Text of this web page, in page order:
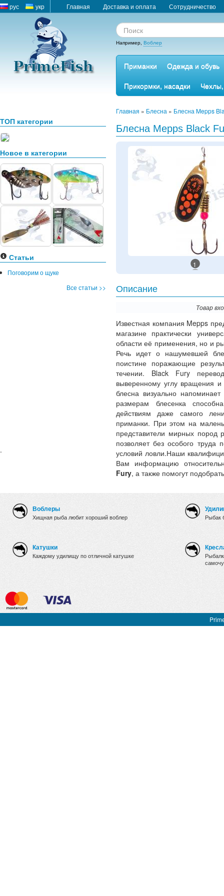
рус укр Главная Доставка и оплата Сотрудничество
Например, Воблер
Приманки
Одежда и обувь
Прикормки, насадки
ТОП категории
Новое в категории
Статьи
Поговорим о щуке
Все статьи >>
.
Главная » Блесна » Блесна Mepps
Блесна Mepps Black
1
Описание
Товар
Известная компания Mepps
магазине практически
области её применения, но и
Речь идет о нашумевшей
поистине поражающие
течении. Black Fury
выверенному углу вращения
блесна визуально
размерам блесенка
действиям даже самого
приманки. При этом на
представители мирных пород
позволяет без особого труда
условий ловли.Наши
Вам информацию
Fury, а также помогут
Воблеры
Хищная рыба любит хороший воблер
Катушки
Каждому удилищу по отличной катушке
Рыбак